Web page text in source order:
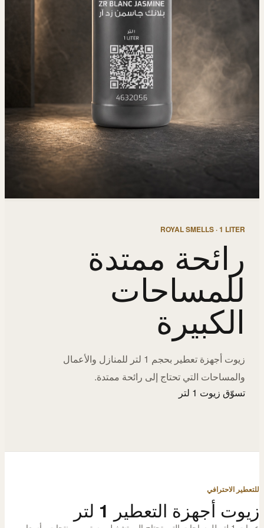
ROYAL SMELLS · 1 LITER
رائحة ممتدة
للمساحات
الكبيرة
زيوت أجهزة تعطير بحجم 1 لتر للمنازل والأعمال
والمساحات التي تحتاج إلى رائحة ممتدة.
تسوّق زيوت 1 لتر
للتعطير الاحترافي
زيوت أجهزة التعطير 1 لتر